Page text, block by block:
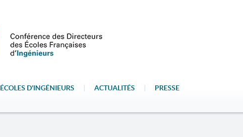
ÉCOLES D'INGÉNIEURS ACTUALITÉS PRESSE